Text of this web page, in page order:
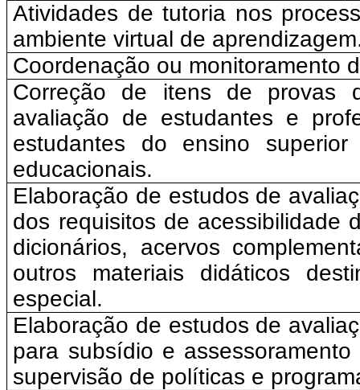
Atividades de tutoria nos
ambiente virtual de
Coordenação ou monitoramento
Correção de itens de provas
avaliação de estudantes e
estudantes do ensino
educacionais.
Elaboração de estudos de
dos requisitos de acessibilidade
dicionários, acervos
outros materiais didáticos
especial.
Elaboração de estudos de
para subsídio e
supervisão de políticas e